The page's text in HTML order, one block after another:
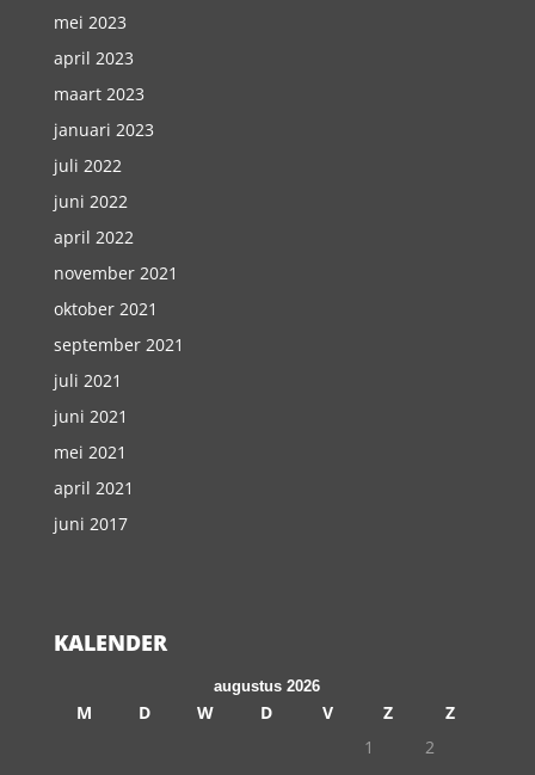
mei 2023
april 2023
maart 2023
januari 2023
juli 2022
juni 2022
april 2022
november 2021
oktober 2021
september 2021
juli 2021
juni 2021
mei 2021
april 2021
juni 2017
KALENDER
augustus 2026
M D W D V Z
Z
1
2